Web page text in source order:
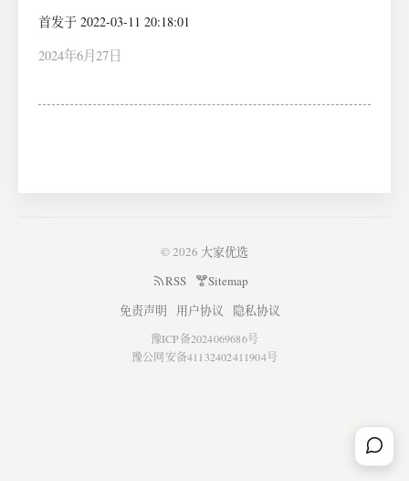
首发于 2022-03-11 20:18:01
2024年6月27日
© 2026 大家优选
RSS
Sitemap
免责声明
用户协议 隐私协议
豫ICP备2024069686号
豫公网安备41132402411904号